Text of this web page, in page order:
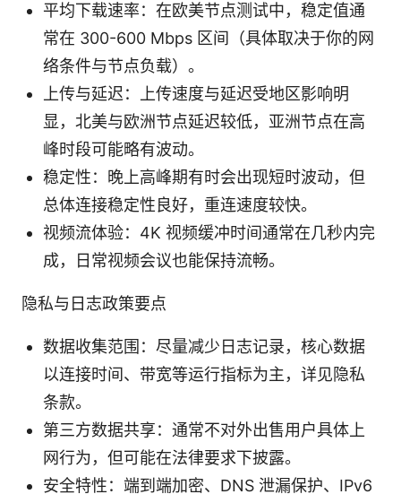
平均下载速率：在欧美节点测试中，稳定值通
常在 300-600 Mbps 区间（具体取决于你的网
络条件与节点负载）。
上传与延迟：上传速度与延迟受地区影响明
显，北美与欧洲节点延迟较低，亚洲节点在高
峰时段可能略有波动。
稳定性：晚上高峰期有时会出现短时波动，但
总体连接稳定性良好，重连速度较快。
视频流体验：4K 视频缓冲时间通常在几秒内完
成，日常视频会议也能保持流畅。
隐私与日志政策要点
数据收集范围：尽量减少日志记录，核心数据
以连接时间、带宽等运行指标为主，详见隐私
条款。
第三方数据共享：通常不对外出售用户具体上
网行为，但可能在法律要求下披露。
安全特性：端到端加密、DNS 泄漏保护、IPv6